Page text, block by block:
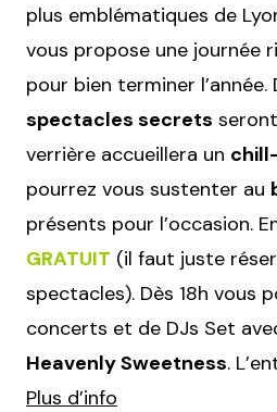
plus emblématiques de
vous propose une journée
pour bien terminer l’année.
spectacles secrets
verrière accueillera un
pourrez vous sustenter au
présents pour l’occasion.
GRATUIT (il faut juste
spectacles). Dès 18h vous
concerts et de DJs Set
Heavenly Sweetness.
Plus d’info